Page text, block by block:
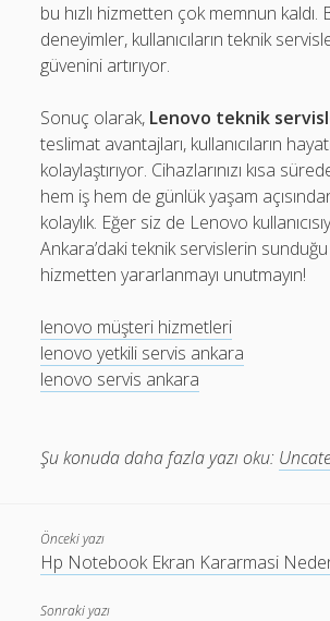
bu hızlı hizmetten çok memnun kaldı.
deneyimler, kullanıcıların teknik
güvenini artırıyor.
Sonuç olarak, Lenovo teknik
teslimat avantajları, kullanıcıların
kolaylaştırıyor. Cihazlarınızı kısa
hem iş hem de günlük yaşam
kolaylık. Eğer siz de Lenovo
Ankara’daki teknik servislerin sunduğu
hizmetten yararlanmayı unutmayın!
lenovo müşteri hizmetleri
lenovo yetkili servis ankara
lenovo servis ankara
Şu konuda daha fazla yazı oku:
Önceki yazı
Hp Notebook Ekran Kararmasi
Sonraki yazı